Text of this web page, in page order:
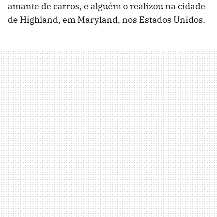
amante de carros, e alguém o realizou na cidade
de Highland, em Maryland, nos Estados Unidos.